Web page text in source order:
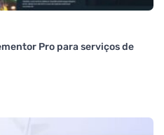
Pro para serviços de